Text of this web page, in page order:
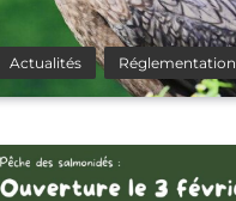
Actualités Réglementation